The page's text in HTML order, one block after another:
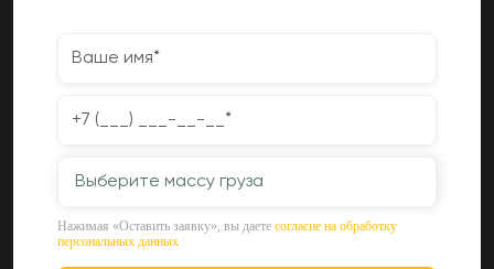
Выберите массу груза
Нажимая «Оставить заявку», вы даете согласие на обработку
персональных данных